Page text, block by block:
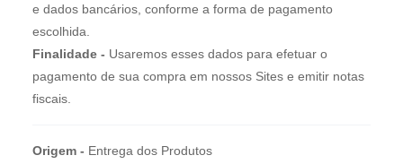
e dados bancários, conforme a forma de pagamento
escolhida.
Finalidade - Usaremos esses dados para efetuar o
pagamento de sua compra em nossos Sites e emitir notas
fiscais.
Origem - Entrega dos Produtos